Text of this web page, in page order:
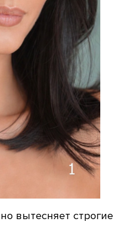
вытесняет строгие